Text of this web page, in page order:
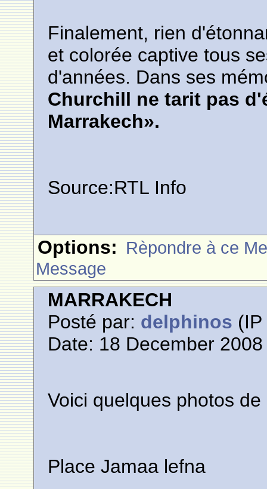
Finalement, rien
et colorée captive tous
d'années. Dans ses
Churchill ne tarit pas
Marrakech».
Source:RTL Info
Options: Rèpondre à ce
Message
MARRAKECH
Posté par: delphinos
Date: 18 December
Voici quelques photos
Place Jamaa lefna